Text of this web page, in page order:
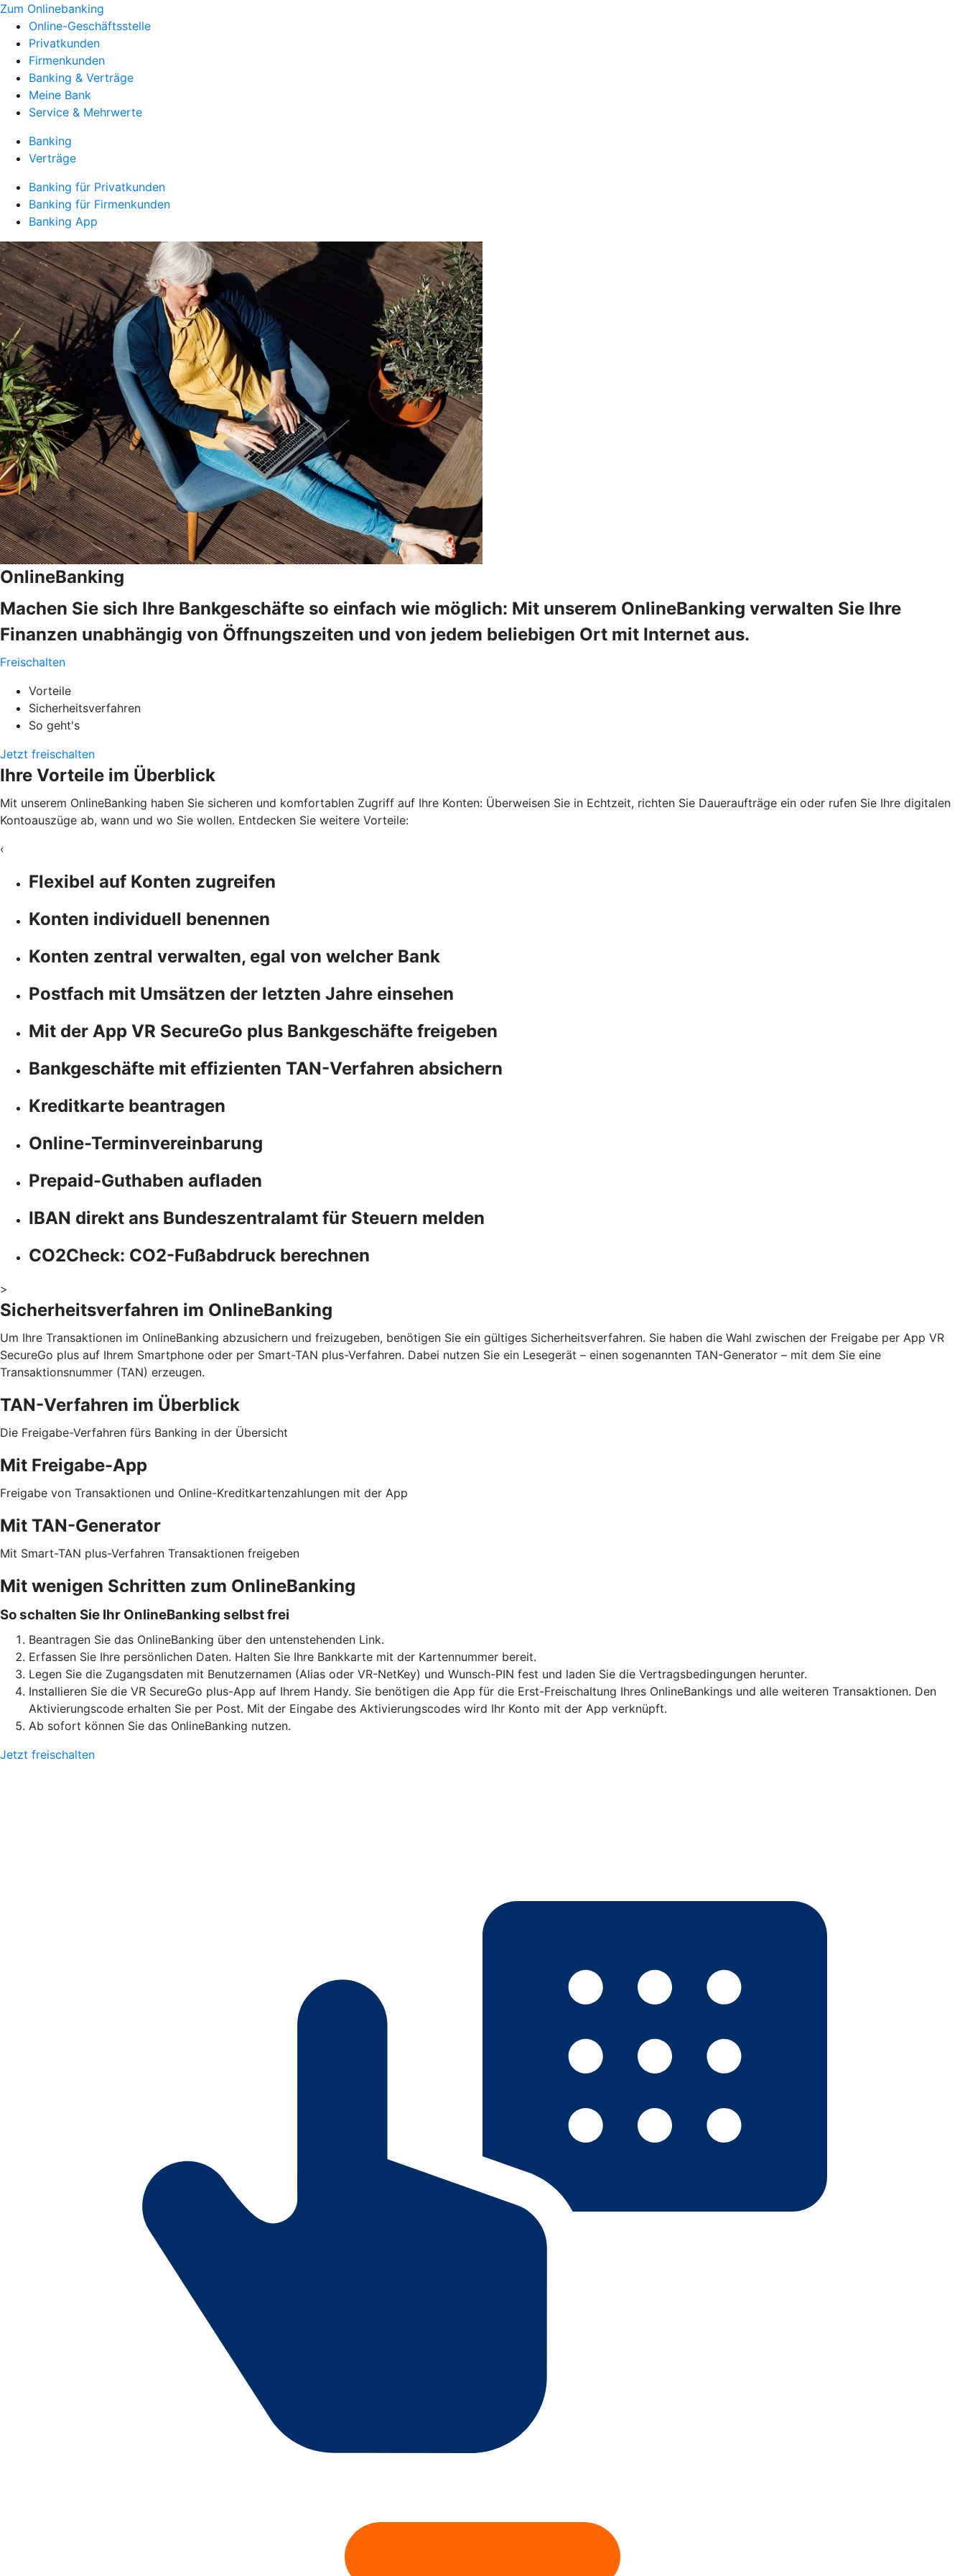
Zum Onlinebanking
Online-Geschäftsstelle
Privatkunden
Firmenkunden
Banking & Verträge
Meine Bank
Service & Mehrwerte
Banking
Verträge
Banking für Privatkunden
Banking für Firmenkunden
Banking App
OnlineBanking
Machen Sie sich Ihre Bankgeschäfte so einfach wie möglich: Mit unserem OnlineBanking verwalten Sie Ihre
Finanzen unabhängig von Öffnungszeiten und von jedem beliebigen Ort mit Internet aus.
Freischalten
Vorteile
Sicherheitsverfahren
So geht's
Jetzt freischalten
Ihre Vorteile im Überblick
Mit unserem OnlineBanking haben Sie sicheren und komfortablen Zugriff auf Ihre Konten: Überweisen Sie in Echtzeit, richten Sie Daueraufträge ein oder rufen Sie Ihre digitalen
Kontoauszüge ab, wann und wo Sie wollen. Entdecken Sie weitere Vorteile:
‹
Flexibel auf Konten zugreifen
Konten individuell benennen
Konten zentral verwalten, egal von welcher Bank
Postfach mit Umsätzen der letzten Jahre einsehen
Mit der App VR SecureGo plus Bankgeschäfte freigeben
Bankgeschäfte mit effizienten TAN-Verfahren absichern
Kreditkarte beantragen
Online-Terminvereinbarung
Prepaid-Guthaben aufladen
IBAN direkt ans Bundeszentralamt für Steuern melden
CO2Check: CO2-Fußabdruck berechnen
>
Sicherheitsverfahren im OnlineBanking
Um Ihre Transaktionen im OnlineBanking abzusichern und freizugeben, benötigen Sie ein gültiges Sicherheitsverfahren. Sie haben die Wahl zwischen der Freigabe per App VR
SecureGo plus auf Ihrem Smartphone oder per Smart-TAN plus-Verfahren. Dabei nutzen Sie ein Lesegerät – einen sogenannten TAN-Generator – mit dem Sie eine
Transaktionsnummer (TAN) erzeugen.
TAN-Verfahren im Überblick
Die Freigabe-Verfahren fürs Banking in der Übersicht
Mit Freigabe-App
Freigabe von Transaktionen und Online-Kreditkartenzahlungen mit der App
Mit TAN-Generator
Mit Smart-TAN plus-Verfahren Transaktionen freigeben
Mit wenigen Schritten zum OnlineBanking
So schalten Sie Ihr OnlineBanking selbst frei
Beantragen Sie das OnlineBanking über den untenstehenden Link.
Erfassen Sie Ihre persönlichen Daten. Halten Sie Ihre Bankkarte mit der Kartennummer bereit.
Legen Sie die Zugangsdaten mit Benutzernamen (Alias oder VR-NetKey) und Wunsch-PIN fest und laden Sie die Vertragsbedingungen herunter.
Installieren Sie die VR SecureGo plus-App auf Ihrem Handy. Sie benötigen die App für die Erst-Freischaltung Ihres OnlineBankings und alle weiteren Transaktionen. Den
Aktivierungscode erhalten Sie per Post. Mit der Eingabe des Aktivierungscodes wird Ihr Konto mit der App verknüpft.
Ab sofort können Sie das OnlineBanking nutzen.
Jetzt freischalten